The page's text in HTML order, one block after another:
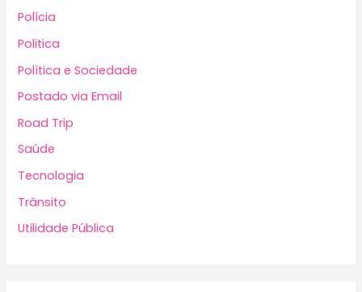
Polícia
Politica
Política e Sociedade
Postado via Email
Road Trip
Saúde
Tecnologia
Trânsito
Utilidade Pública